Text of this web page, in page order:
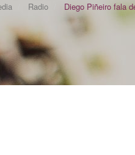
Radio Diego Piñeiro fala